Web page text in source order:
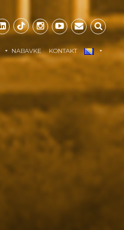
NABAVKE KONTAKT